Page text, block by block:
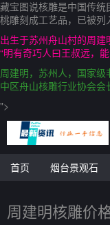
藏宝图说核雕是中国传
桃雕刻成工艺品，已被列
出生于苏州舟山村的周
“明有奇巧人曰王叔远，
周建明，苏州人，国家
中区舟山核雕行业协会会
">
首页 烟台景观石
周建明核雕价